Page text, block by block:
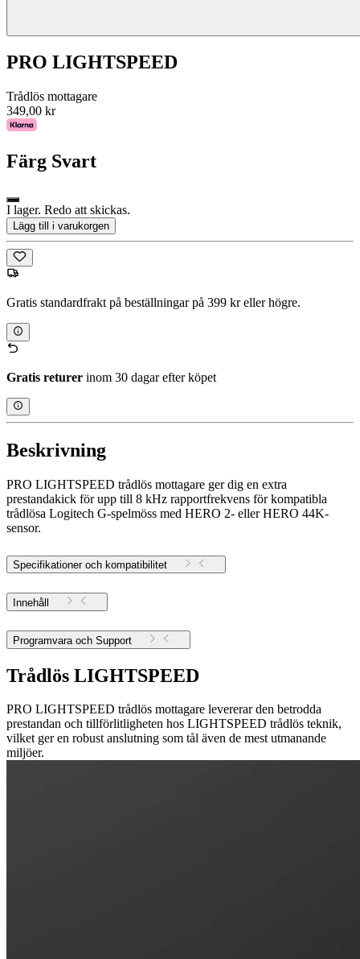
PRO LIGHTSPEED
Trådlös mottagare
349,00 kr
Färg Svart
I lager. Redo att skickas.
Lägg till i varukorgen
Gratis standardfrakt på beställningar på 399 kr eller högre.
Gratis returer inom 30 dagar efter köpet
Beskrivning
PRO LIGHTSPEED trådlös mottagare ger dig en extra
prestandakick för upp till 8 kHz rapportfrekvens för kompatibla
trådlösa Logitech G-spelmöss med HERO 2- eller HERO 44K-
sensor.
Specifikationer och kompatibilitet
Innehåll
Programvara och Support
Trådlös LIGHTSPEED
PRO LIGHTSPEED trådlös mottagare levererar den betrodda
prestandan och tillförlitligheten hos LIGHTSPEED trådlös teknik,
vilket ger en robust anslutning som tål även de mest utmanande
miljöer.